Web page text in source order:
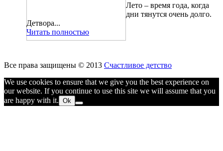
Лето – время года, когда
дни тянутся очень долго.
Детвора...
Читать полностью
Все права защищены © 2013 Счастливое детство
We use cookies to ensure that we give you the best experience on
our website. If you continue to use this site we will assume that you
are happy with it. Ok